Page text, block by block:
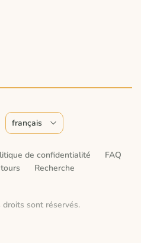
de confidentialité
FAQ
Recherche
sont réservés.
français